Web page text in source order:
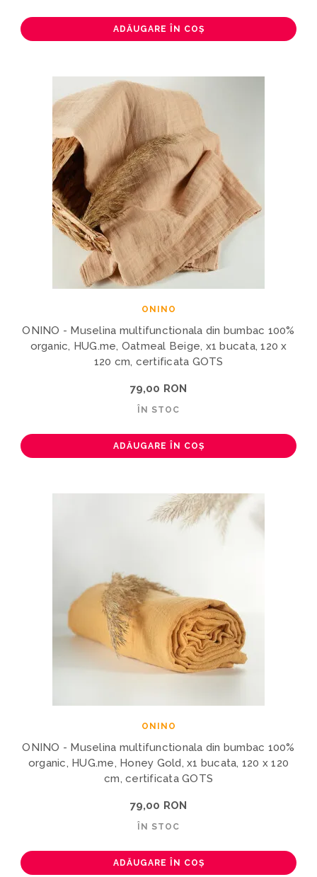
ADĂUGARE ÎN COȘ
ONINO
ONINO - Muselina multifunctionala din bumbac 100%
organic, HUG.me, Oatmeal Beige, x1 bucata, 120 x
120 cm, certificata GOTS
79,00 RON
ÎN STOC
ADĂUGARE ÎN COȘ
ONINO
ONINO - Muselina multifunctionala din bumbac 100%
organic, HUG.me, Honey Gold, x1 bucata, 120 x 120
cm, certificata GOTS
79,00 RON
ÎN STOC
ADĂUGARE ÎN COȘ